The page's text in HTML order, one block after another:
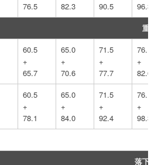
76.5 82.3 90.5
96.3
60.5
+
65.7
65.0
+
70.6
71.5
+
77.7
76.1
+
82.6
60.5
+
78.1
65.0
+
84.0
71.5
+
92.4
76.1
+
98.3
落